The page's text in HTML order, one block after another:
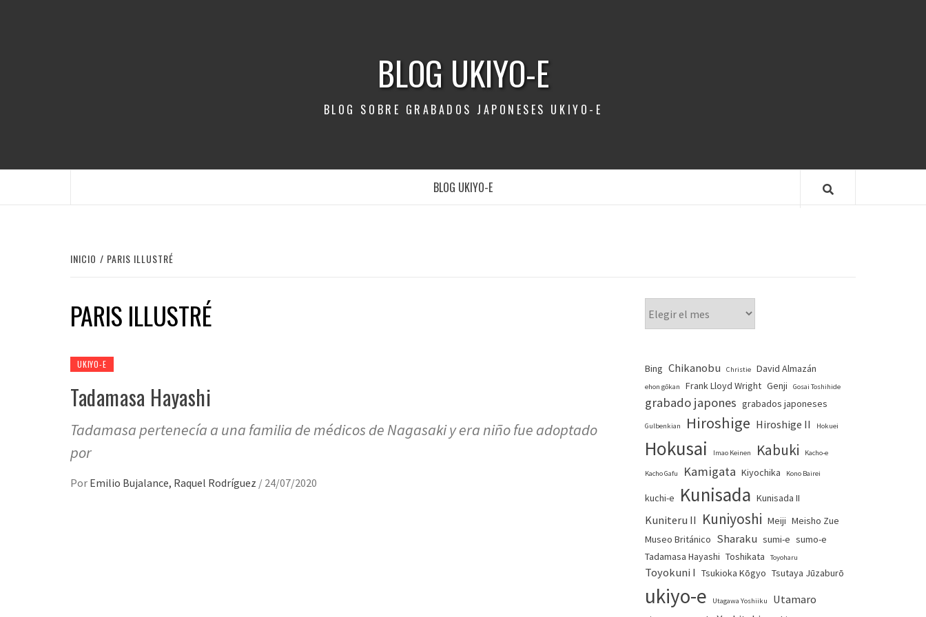
BLOG UKIYO-E
BLOG SOBRE GRABADOS JAPONESES UKIYO-E
BLOG UKIYO-E
INICIO PARIS ILLUSTRÉ
PARIS ILLUSTRÉ
UKIYO-E
Tadamasa Hayashi
Tadamasa pertenecía a una familia de médicos de Nagasaki y era niño fue adoptado
por
Por Emilio Bujalance, Raquel Rodríguez / 24/07/2020
Bing Chikanobu Christie David Almazán
ehon gōkan Frank Lloyd Wright Genji Gosai Toshihide
grabado japones grabados japoneses
Gulbenkian Hiroshige Hiroshige II Hokuei
Hokusai Imao Keinen Kabuki Kacho-e
Kacho Gafu Kamigata Kiyochika Kono Bairei
kuchi-e Kunisada Kunisada II
Kuniteru II Kuniyoshi Meiji Meisho Zue
Museo Británico Sharaku sumi-e sumo-e
Tadamasa Hayashi Toshikata Toyoharu
Toyokuni I Tsukioka Kōgyo Tsutaya Jūzaburō
ukiyo-e Utagawa Yoshiiku Utamaro